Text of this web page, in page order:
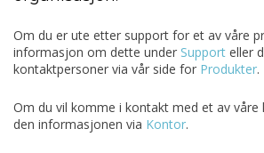
Om du er ute etter support for et av våre
informasjon om dette under Support eller
kontaktpersoner via vår side for Produkter.
Om du vil komme i kontakt med et av våre
den informasjonen via Kontor.